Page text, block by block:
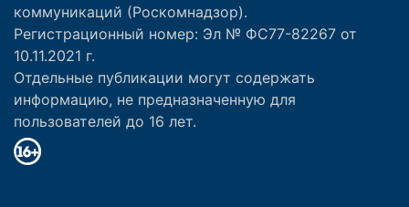
коммуникаций (Роскомнадзор).
Регистрационный номер: Эл № ФС77-82267 от
10.11.2021 г.
Отдельные публикации могут содержать
информацию, не предназначенную для
пользователей до 16 лет.